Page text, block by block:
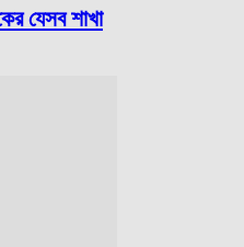
যেসব শাখা